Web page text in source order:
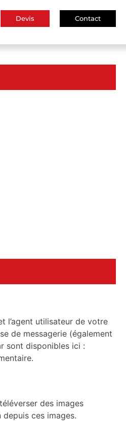
Devis Contact
l’agent utilisateur de votre
de messagerie (également
sont disponibles ici :
des images
ces images.